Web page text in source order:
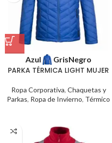
Azul GrisNegro
PARKA TÉRMICA LIGHT MUJER
Ropa Corporativa, Chaquetas y
Parkas, Ropa de Invierno, Térmico